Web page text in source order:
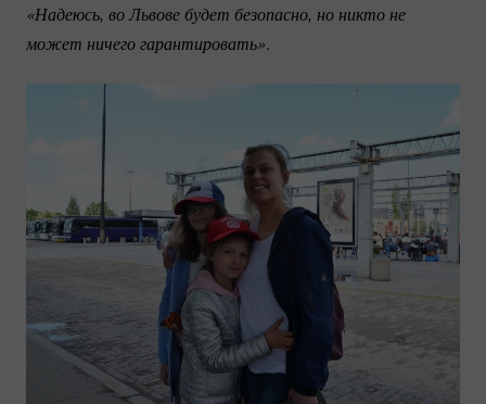
«Надеюсь, во Львове будет безопасно, но никто не
может ничего гарантировать».